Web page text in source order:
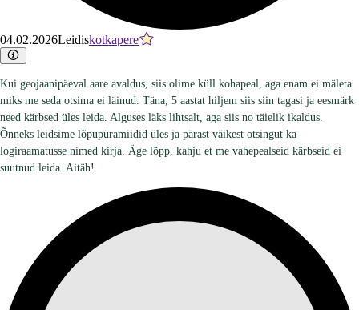
04.02.2026Leidiskotkapere
Kui geojaanipäeval aare avaldus, siis olime küll kohapeal, aga enam ei mäleta
miks me seda otsima ei läinud. Täna, 5 aastat hiljem siis siin tagasi ja eesmärk
need kärbsed üles leida. Alguses läks lihtsalt, aga siis no täielik ikaldus.
Õnneks leidsime lõpupüramiidid üles ja pärast väikest otsingut ka
logiraamatusse nimed kirja. Äge lõpp, kahju et me vahepealseid kärbseid ei
suutnud leida. Aitäh!